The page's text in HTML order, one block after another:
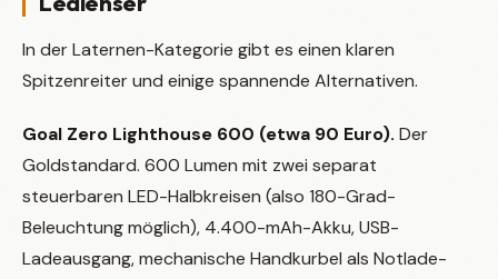
In der Laternen-Kategorie gibt es einen klaren
Spitzenreiter und einige spannende Alternativen.
Goal Zero Lighthouse 600 (etwa 90 Euro). Der
Goldstandard. 600 Lumen mit zwei separat
steuerbaren LED-Halbkreisen (also 180-Grad-
Beleuchtung möglich), 4.400-mAh-Akku, USB-
Ladeausgang, mechanische Handkurbel als Notlade-